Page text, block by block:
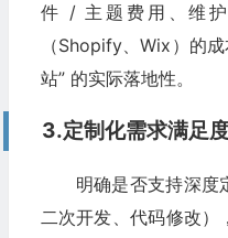
件 / 主题费用、维
（Shopify、Wix）的
站” 的实际落地性。​
3.定制化需求满足度
明确是否支持深度
二次开发、代码修改）